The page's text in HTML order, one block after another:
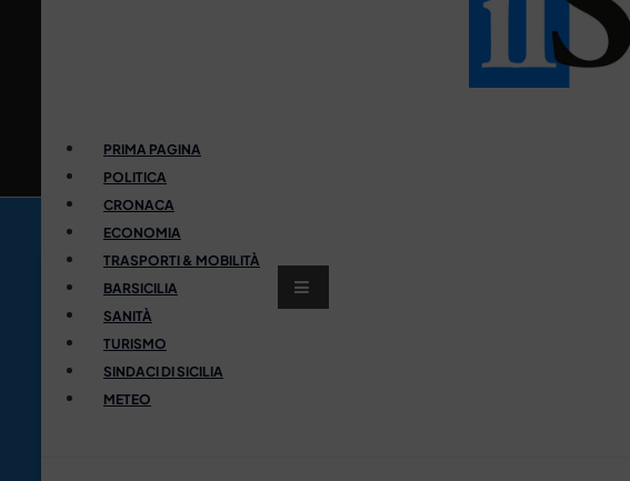
PRIMA PAGINA
POLITICA
CRONACA
ECONOMIA
TRASPORTI & MOBILITÀ
BARSICILIA
SANITÀ
TURISMO
SINDACI DI SICILIA
METEO